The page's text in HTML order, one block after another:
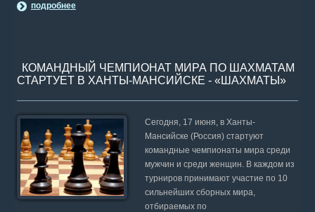
подробнее
КОМАНДНЫЙ ЧЕМПИОНАТ МИРА ПО ШАХМАТАМ
СТАРТУЕТ В ХАНТЫ-МАНСИЙСКЕ - «ШАХМАТЫ»
Сегодня, 17 июня, в Ханты-
Мансийске (Россия) стартуют
командные чемпионаты мира среди
мужчин и среди женщин. В каждом из
турниров принимают участие по 10
сильнейших сборных мира,
отбираемых по